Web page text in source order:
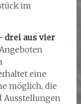
im
drei aus vier
eine
möglich, die
Ausstellungen